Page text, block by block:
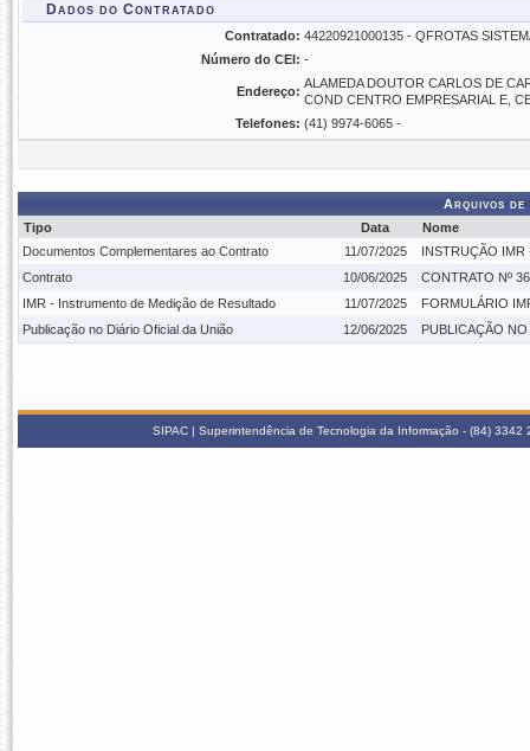
Dados do Contratado
Contratado: 44220921000135 - QFROTAS
Número do CEI: -
Endereço:
ALAMEDA DOUTOR CARLOS DE
COND CENTRO EMPRESARIAL E,
Telefones: (41) 9974-6065 -
Arquivos
Tipo
Data
Nome
Documentos Complementares ao Contrato
11/07/2025
INSTRUÇÃO
Contrato
10/06/2025
CONTRATO Nº
IMR - Instrumento de Medição de Resultado
11/07/2025
FORMULÁRIO
Publicação no Diário Oficial da União
12/06/2025 PUBLICAÇÃO
SIPAC | Superintendência de Tecnologia da Informação - (84)